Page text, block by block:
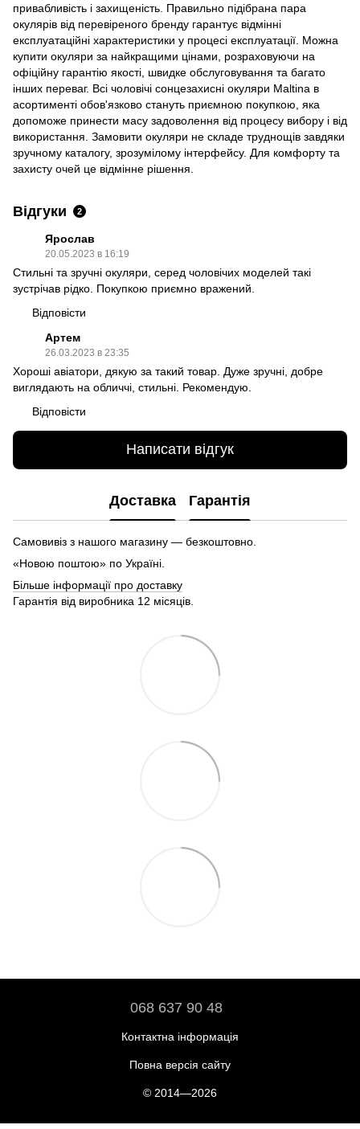
привабливість і захищеність. Правильно підібрана пара
окулярів від перевіреного бренду гарантує відмінні
експлуатаційні характеристики у процесі експлуатації. Можна
купити окуляри за найкращими цінами, розраховуючи на
офіційну гарантію якості, швидке обслуговування та багато
інших переваг. Всі чоловічі сонцезахисні окуляри Maltina в
асортименті обов'язково стануть приємною покупкою, яка
допоможе принести масу задоволення від процесу вибору і від
використання. Замовити окуляри не складе труднощів завдяки
зручному каталогу, зрозумілому інтерфейсу. Для комфорту та
захисту очей це відмінне рішення.
Відгуки 2
Ярослав
20.05.2023 в 16:19
Стильні та зручні окуляри, серед чоловічих моделей такі
зустрічав рідко. Покупкою приємно вражений.
Відповісти
Артем
26.03.2023 в 23:35
Хороші авіатори, дякую за такий товар. Дуже зручні, добре
виглядають на обличчі, стильні. Рекомендую.
Відповісти
Написати відгук
Доставка Гарантія
Самовивіз з нашого магазину — безкоштовно.
«Новою поштою» по Україні.
Більше інформації про доставку
Гарантія від виробника 12 місяців.
068 637 90 48
Контактна інформація
Повна версія сайту
© 2014—2026